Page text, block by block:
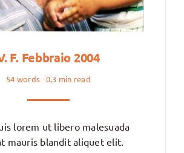
F. Febbraio 2004
54 words 0,3 min read
lorem ut libero malesuada
mauris blandit aliquet elit.